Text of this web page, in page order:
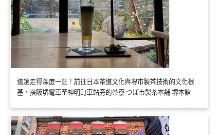
這趟走得深度一點！前往日本茶道文化與堺市製茶技術的文化根
基，搭阪堺電車至神明町車站旁的茶寮 つぼ市製茶本舗 堺本館